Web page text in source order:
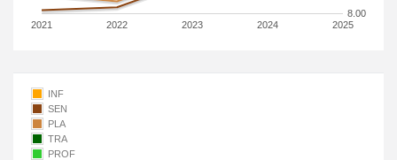
2021 2022 2023 2024 2025
8.00
INF
SEN
PLA
TRA
PROF